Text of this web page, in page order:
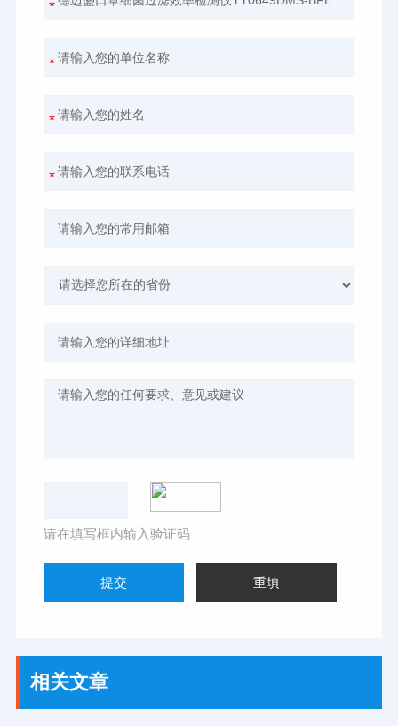
请在填写框内输入验证码
相关文章